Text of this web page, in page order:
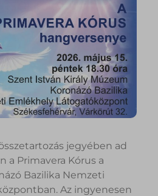
jegyében ad
a Primavera Kórus a
Bazilika Nemzeti
Az ingyenesen